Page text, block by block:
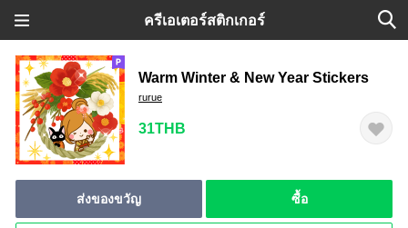
ครีเอเตอร์สติกเกอร์
Warm Winter & New Year Stickers
rurue
31THB
ส่งของขวัญ ซื้อ